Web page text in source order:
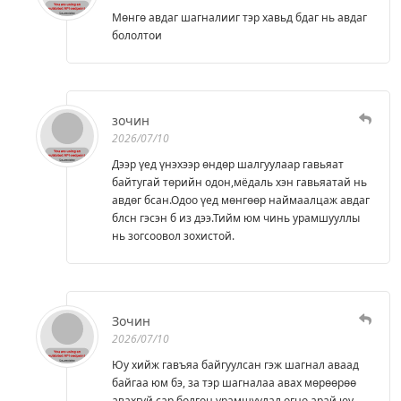
Мөнгө авдаг шагналииг тэр хавьд бдаг нь авдаг
бололтои
зочин
2026/07/10
Дээр үед үнэхээр өндөр шалгуулаар гавьяат
байтугай төрийн одон,мёдаль хэн гавьяатай нь
авдөг бсан.Одоо үед мөнгөөр наймаалцаж авдаг
блсн гэсэн б из дээ.Тийм юм чинь урамшууллы
нь зогсоовол зохистой.
Зочин
2026/07/10
Юу хийж гавъяа байгуулсан гэж шагнал аваад
байгаа юм бэ, за тэр шагналаа авах мөрөөрөө